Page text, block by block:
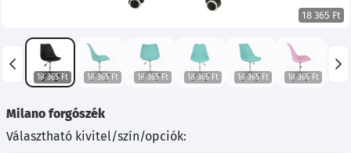
18 365 Ft
18 365 Ft 18 365 Ft 18 365 Ft 18 365 Ft 18 365 Ft 18 365 Ft
Milano forgószék
Választható kivitel/szín/opciók: